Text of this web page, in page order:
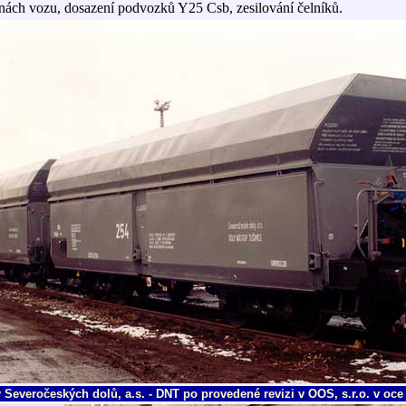
vozu, dosazení podvozků Y25 Csb, zesilování čelníků.
Severočeských dolů, a.s. - DNT po provedené revizi v OOS, s.r.o. v oce